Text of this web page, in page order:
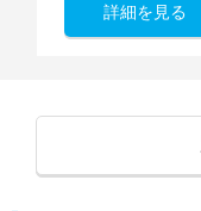
詳細を見る